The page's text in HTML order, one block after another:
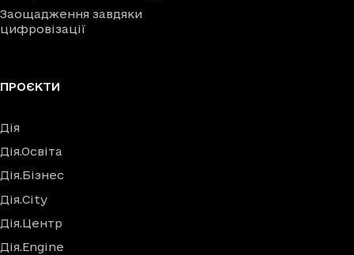
Заощадження завдяки
цифровізації
ПРОЄКТИ
Дія
Дія.Освіта
Дія.Бізнес
Дія.City
Дія.Центр
Дія.Engine